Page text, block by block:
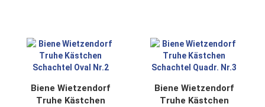
Biene Wietzendorf
Truhe Kästchen
Biene Wietzendorf
Truhe Kästchen